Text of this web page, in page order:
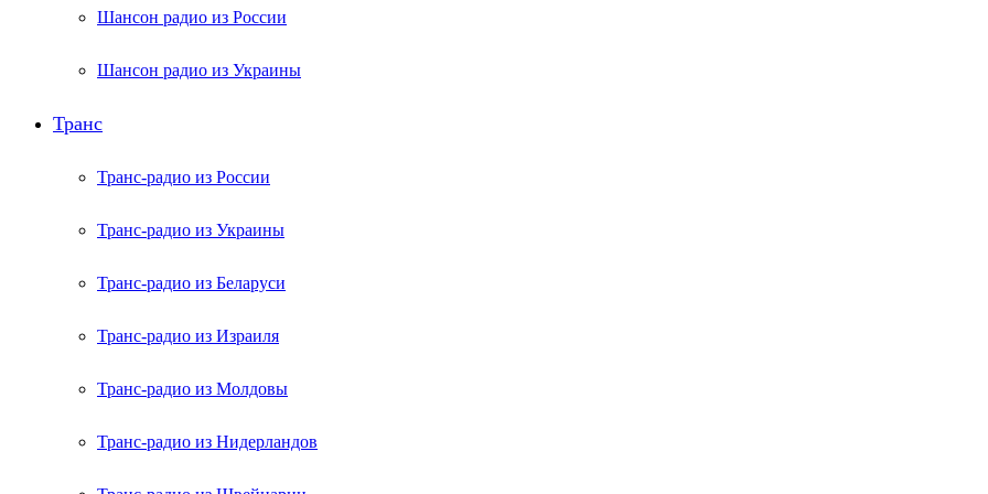
Шансон радио из России
Шансон радио из Украины
Транс
Транс-радио из России
Транс-радио из Украины
Транс-радио из Беларуси
Транс-радио из Израиля
Транс-радио из Молдовы
Транс-радио из Нидерландов